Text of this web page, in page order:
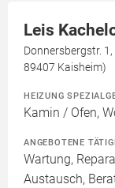
Leis
Donnersbergstr.
89407 Kaisheim)
HEIZUNG
Kamin / Ofen,
ANGEBOTENE
Wartung,
Austausch,